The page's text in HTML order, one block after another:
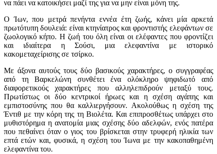
να πάει να κατοικήσει μαζί της για να μην είναι μόνη της.
Ο Ίων, που μετρά πενήντα εννέα έτη ζωής, κάνει μία αρκετά
πρωτότυπη δουλειά: είναι κτηνίατρος και φροντιστής ελεφάντων σε
ζωολογικό κήπο. Η ζωή του όλη είναι οι ελέφαντες που φροντίζει
και ιδιαίτερα η Σούσι, μια ελεφαντίνα με ιστορικό
κακομεταχείρισης σε τσίρκο.
Με άξονα αυτούς τους δύο βασικούς χαρακτήρες, ο συγγραφέας
από τη Βαρκελώνη συνθέτει ένα ολόκληρο ψηφιδωτό από
διαφορετικούς χαρακτήρες που αλληλεπιδρούν μεταξύ τους.
Πρωτίστως οι δύο κεντρικοί ήρωες και η σχέση αγάπης και
εμπιστοσύνης που θα καλλιεργήσουν. Ακολούθως η σχέση της
Έντιθ με την κόρη της τη Βιολέτα. Και επιπροσθέτως υπάρχει στο
μυθιστόρημα η ανατομία μιας σχέσης δύο αδελφών, ενός πατέρα
που πεθαίνει όταν ο γιος του βρίσκεται στην τρυφερή ηλικία των
επτά ετών και, φυσικά, η σχέση του Ίωνα με την κακοπαθημένη
ελεφαντίνα του.